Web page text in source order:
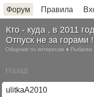
Форум Правила
Кто - куда , в 2011
Отпуск не за горами !
Общение по интересам Рыбалка
Назад
ulitkaA2010